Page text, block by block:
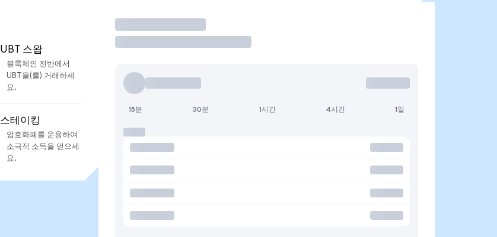
UBT 스왑
블록체인 전반에서
UBT을(를) 거래하세
요.
스테이킹
암호화폐를 운용하여
소극적 소득을 얻으세
요.
거래
15분 30분 1시간 4시간 1일